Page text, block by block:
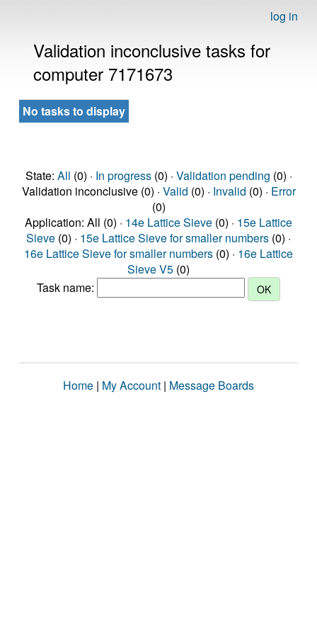
log in
Validation inconclusive tasks for
computer 7171673
No tasks to display
State: All (0) · In progress(0) · Validation pending (0) ·
Validation inconclusive (0) · Valid (0) · Invalid (0) · Error
(0)
Application: All (0) · 14e Lattice Sieve (0) · 15e Lattice
Sieve (0) · 15e Lattice Sieve for smaller numbers (0) ·
16e Lattice Sieve for smaller numbers (0) · 16e Lattice
Sieve V5 (0)
Task name:
Home | My Account | Message Boards